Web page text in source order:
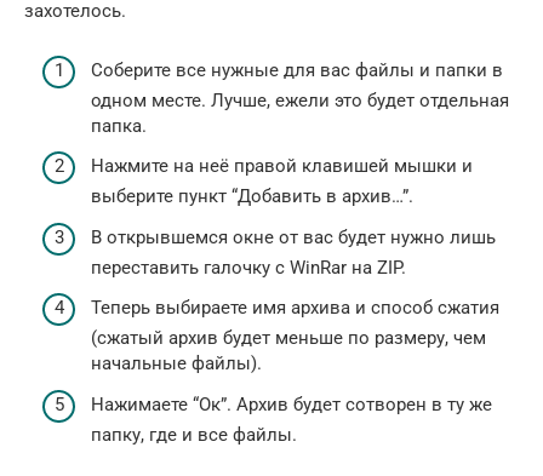
захотелось.
Соберите все нужные для вас файлы и папки в
одном месте. Лучше, ежели это будет отдельная
папка.
Нажмите на неё правой клавишей мышки и
выберите пункт “Добавить в архив…”.
В открывшемся окне от вас будет нужно лишь
переставить галочку с WinRar на ZIP.
Теперь выбираете имя архива и способ сжатия
(сжатый архив будет меньше по размеру, чем
начальные файлы).
Нажимаете “Ок”. Архив будет сотворен в ту же
папку, где и все файлы.